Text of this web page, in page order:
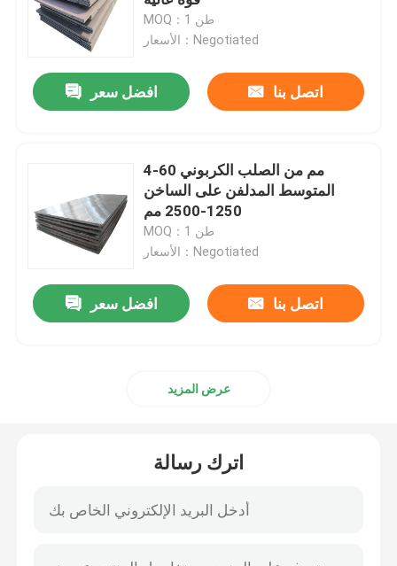
قطاع الفولاذ المقاوم للصدأ
أسلاك لحام الفولاذ المقاوم للصدأ
لفائف الصلب الكربوني
قضيب من الصلب الكربوني
MOQ：1 طن
الأسعار：Negotiated
افضل سعر اتصل بنا
4-60 مم من الصلب الكربوني
المتوسط ​​المدلفن على الساخن
1250-2500 مم
MOQ：1 طن
الأسعار：Negotiated
افضل سعر اتصل بنا
عرض المزيد
اترك رسالة